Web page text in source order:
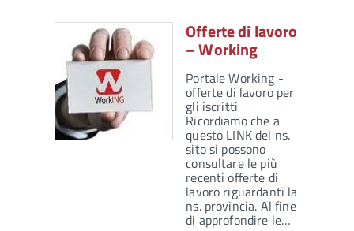
Offerte di lavoro
– Working
Portale Working -
offerte di lavoro per
gli iscritti
Ricordiamo che a
questo LINK del ns.
sito si possono
consultare le più
recenti offerte di
lavoro riguardanti la
ns. provincia. Al fine
di approfondire le…